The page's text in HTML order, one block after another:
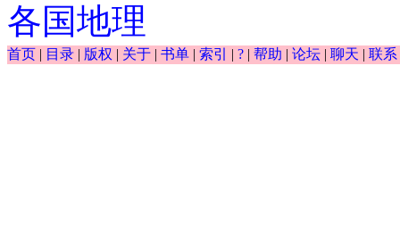
各国地理
首页 | 目录 | 版权 | 关于 | 书单 | 索引 | ? | 帮助 | 论坛 | 聊天 | 联系